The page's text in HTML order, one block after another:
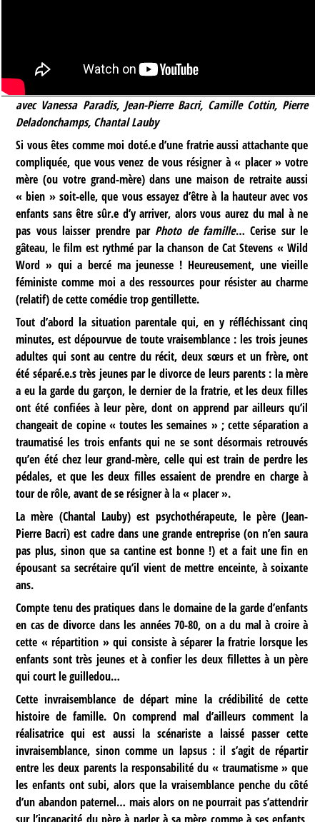
avec Vanessa Paradis, Jean-Pierre Bacri, Camille Cottin, Pierre
Deladonchamps, Chantal Lauby
Si vous êtes comme moi doté.e d’une fratrie aussi attachante que
compliquée, que vous venez de vous résigner à « placer » votre
mère (ou votre grand-mère) dans une maison de retraite aussi
« bien » soit-elle, que vous essayez d’être à la hauteur avec vos
enfants sans être sûr.e d’y arriver, alors vous aurez du mal à ne
pas vous laisser prendre par Photo de famille… Cerise sur le
gâteau, le film est rythmé par la chanson de Cat Stevens « Wild
Word » qui a bercé ma jeunesse ! Heureusement, une vieille
féministe comme moi a des ressources pour résister au charme
(relatif) de cette comédie trop gentillette.
Tout d’abord la situation parentale qui, en y réfléchissant cinq
minutes, est dépourvue de toute vraisemblance : les trois jeunes
adultes qui sont au centre du récit, deux sœurs et un frère, ont
été séparé.e.s très jeunes par le divorce de leurs parents : la mère
a eu la garde du garçon, le dernier de la fratrie, et les deux filles
ont été confiées à leur père, dont on apprend par ailleurs qu’il
changeait de copine « toutes les semaines » ; cette séparation a
traumatisé les trois enfants qui ne se sont désormais retrouvés
qu’en été chez leur grand-mère, celle qui est train de perdre les
pédales, et que les deux filles essaient de prendre en charge à
tour de rôle, avant de se résigner à la « placer ».
La mère (Chantal Lauby) est psychothérapeute, le père (Jean-
Pierre Bacri) est cadre dans une grande entreprise (on n’en saura
pas plus, sinon que sa cantine est bonne !) et a fait une fin en
épousant sa secrétaire qu’il vient de mettre enceinte, à soixante
ans.
Compte tenu des pratiques dans le domaine de la garde d’enfants
en cas de divorce dans les années 70-80, on a du mal à croire à
cette « répartition » qui consiste à séparer la fratrie lorsque les
enfants sont très jeunes et à confier les deux fillettes à un père
qui court le guilledou…
Cette invraisemblance de départ mine la crédibilité de cette
histoire de famille. On comprend mal d’ailleurs comment la
réalisatrice qui est aussi la scénariste a laissé passer cette
invraisemblance, sinon comme un lapsus : il s’agit de répartir
entre les deux parents la responsabilité du « traumatisme » que
les enfants ont subi, alors que la vraisemblance penche du côté
d’un abandon paternel… mais alors on ne pourrait pas s’attendrir